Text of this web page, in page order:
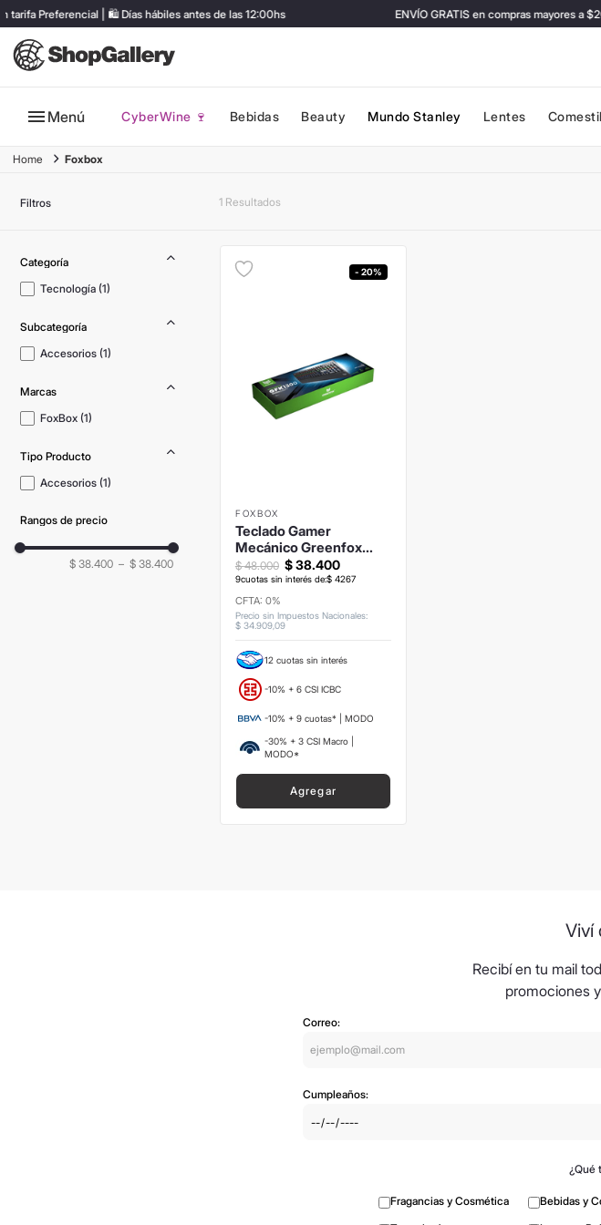
Preferencial | 🛍️ Días hábiles antes de las 12:00hs ENVÍO GRATIS en compras mayores a
Menú CyberWine 🍷 Bebidas Beauty Mundo Stanley Lentes
Foxbox
Filtros 1
Tecnología (1)
Accesorios (1)
Marcas
FoxBox (1)
Tipo Producto
Accesorios (1)
Rangos de precio
$ 38.400 – $ 38.400
- 20%
FOXBOX
Teclado Gamer
Mecánico Greenfox
Negro GFK1300
$38.400
$ 48.000
9cuotas sin interés de:$ 4267
CFTA: 0%
Precio sin Impuestos Nacionales:
$ 34.909,09
12 cuotas sin interés
-10% + 6 CSI ICBC
-10% + 9 cuotas* | MODO
-30% + 3 CSI Macro |
MODO*
Agregar
Viví
Recibí en tu mail
promociones
Correo:
Cumpleaños:
¿Qué
Fragancias y Cosmética Bebidas y